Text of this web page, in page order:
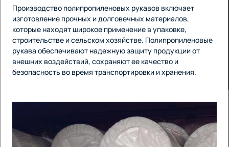
Производство полипропиленовых рукавов включает
изготовление прочных и долговечных материалов,
которые находят широкое применение в упаковке,
строительстве и сельском хозяйстве. Полипропиленовые
рукава обеспечивают надежную защиту продукции от
внешних воздействий, сохраняют ее качество и
безопасность во время транспортировки и хранения.